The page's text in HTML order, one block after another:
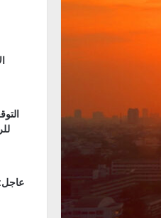
عاجل: